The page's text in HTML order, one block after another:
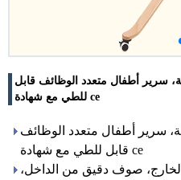
سرير أطفال متعدد الوظائف قابل
للطي مع شهادة ce
سرير أطفال متعدد الوظائف
قابل للطي مع شهادة ce
بوليستر 600 د من الخارج، صوف دقيق من الداخل،